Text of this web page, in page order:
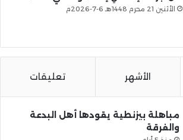
الأثنين 21 محرم 1448هـ 6-7-2026م
الأشهر تعليقات
مباهلة بيزنطية يقودها أهل البدعة
والفرقة